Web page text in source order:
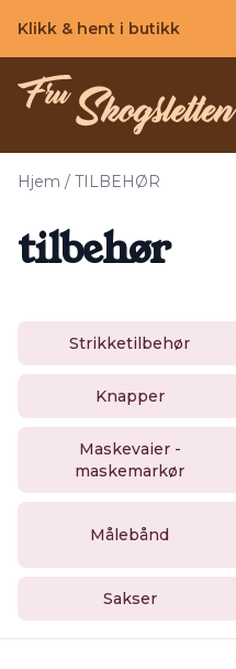
Klikk & hent i butikk
Hjem / TILBEHØR
tilbehør
Strikketilbehør
Knapper
Maskevaier -
maskemarkør
Målebånd
Sakser